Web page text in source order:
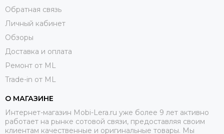
Обратная связь
Личный кабинет
Обзоры
Доставка и оплата
Ремонт от ML
Trade-in от ML
О МАГАЗИНЕ
Интернет-магазин Mobi-Lera.ru уже более 9 лет активно
работает на рынке сотовой связи, предоставляя своим
клиентам качественные и оригинальные товары. Мы